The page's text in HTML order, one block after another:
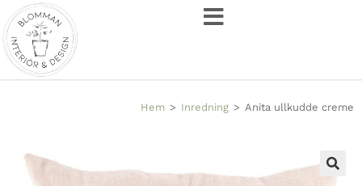
Hem > Inredning > Anita ullkudde creme